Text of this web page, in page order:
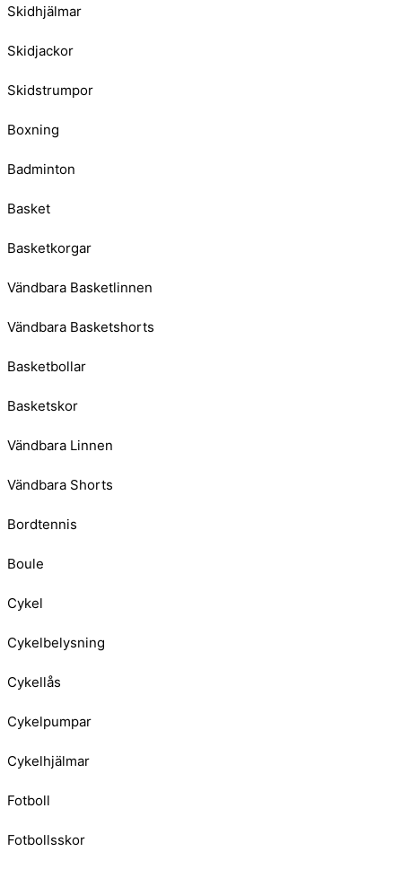
Skidhjälmar
Skidjackor
Skidstrumpor
Boxning
Badminton
Basket
Basketkorgar
Vändbara Basketlinnen
Vändbara Basketshorts
Basketbollar
Basketskor
Vändbara Linnen
Vändbara Shorts
Bordtennis
Boule
Cykel
Cykelbelysning
Cykellås
Cykelpumpar
Cykelhjälmar
Fotboll
Fotbollsskor